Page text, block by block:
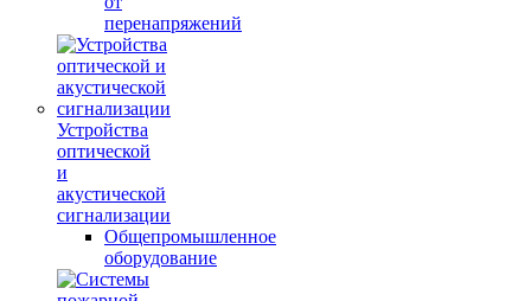
перенапряжений
Устройства
оптической
и
акустической
сигнализации
Общепромышленное
оборудование